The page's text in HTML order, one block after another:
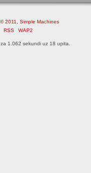
2011
Simple Machines
RSS WAP2
1.062 sekundi uz 18 upita.